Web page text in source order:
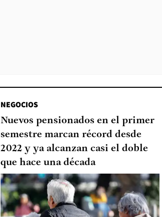
NEGOCIOS
Nuevos pensionados en el primer
semestre marcan récord desde
2022 y ya alcanzan casi el doble
que hace una década